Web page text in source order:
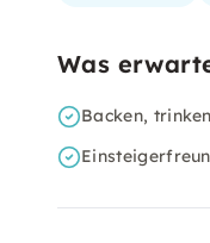
Was
Backen,